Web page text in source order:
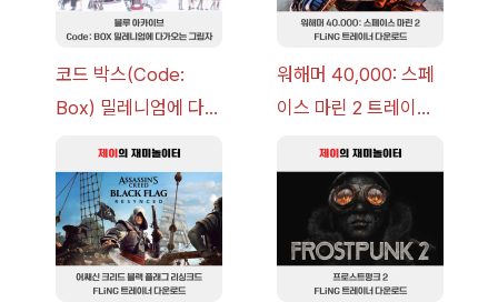
코드 박스(Code:
Box) 밀레니엄에 다가
략 [복각] | 블루 아카
이브
워해머 40,000: 스페
이스 마린 2 트레이너
v14.0+] 다운로드